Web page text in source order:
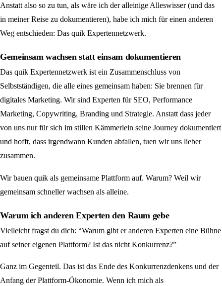
Anstatt also so zu tun, als wäre ich der alleinige Alleswisser (und das
in meiner Reise zu dokumentieren), habe ich mich für einen anderen
Weg entschieden: Das quik Expertennetzwerk.
Gemeinsam wachsen statt einsam dokumentieren
Das quik Expertennetzwerk ist ein Zusammenschluss von
Selbstständigen, die alle eines gemeinsam haben: Sie brennen für
digitales Marketing. Wir sind Experten für SEO, Performance
Marketing, Copywriting, Branding und Strategie. Anstatt dass jeder
von uns nur für sich im stillen Kämmerlein seine Journey dokumentiert
und hofft, dass irgendwann Kunden abfallen, tuen wir uns lieber
zusammen.
Wir bauen quik als gemeinsame Plattform auf. Warum? Weil wir
gemeinsam schneller wachsen als alleine.
Warum ich anderen Experten den Raum gebe
Vielleicht fragst du dich: “Warum gibt er anderen Experten eine Bühne
auf seiner eigenen Plattform? Ist das nicht Konkurrenz?”
Ganz im Gegenteil. Das ist das Ende des Konkurrenzdenkens und der
Anfang der Plattform-Ökonomie. Wenn ich mich als